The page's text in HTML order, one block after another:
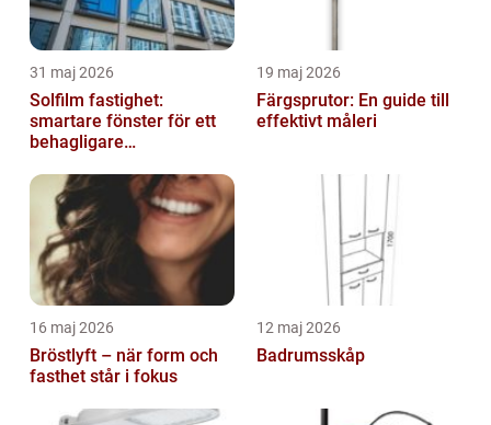
31 maj 2026
Solfilm fastighet:
smartare fönster för ett
behagligare
19 maj 2026
Färgsprutor: En guide till
effektivt måleri
16 maj 2026
Bröstlyft – när form och
fasthet står i fokus
12 maj 2026
Badrumsskåp